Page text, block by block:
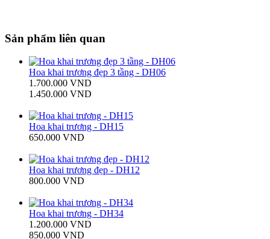
Sản phẩm liên quan
Hoa khai trương đẹp 3 tầng - DH06
1.700.000 VND
1.450.000 VND
Hoa khai trương - DH15
650.000 VND
Hoa khai trương đẹp - DH12
800.000 VND
Hoa khai trương - DH34
1.200.000 VND
850.000 VND